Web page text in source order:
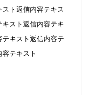
ト返信内容テキス
キスト返信内容テキ
テキスト返信内容テ
テキスト